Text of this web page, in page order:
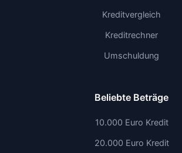
Kreditvergleich
Kreditrechner
Umschuldung
Beliebte Beträge
10.000 Euro Kredit
20.000 Euro Kredit